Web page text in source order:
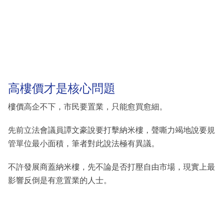
高樓價才是核心問題
樓價高企不下，市民要置業，只能愈買愈細。
先前立法會議員譚文豪說要打擊納米樓，聲嘶力竭地說要規
管單位最小面積，筆者對此說法極有異議。
不許發展商蓋納米樓，先不論是否打壓自由市場，現實上最
影響反倒是有意置業的人士。